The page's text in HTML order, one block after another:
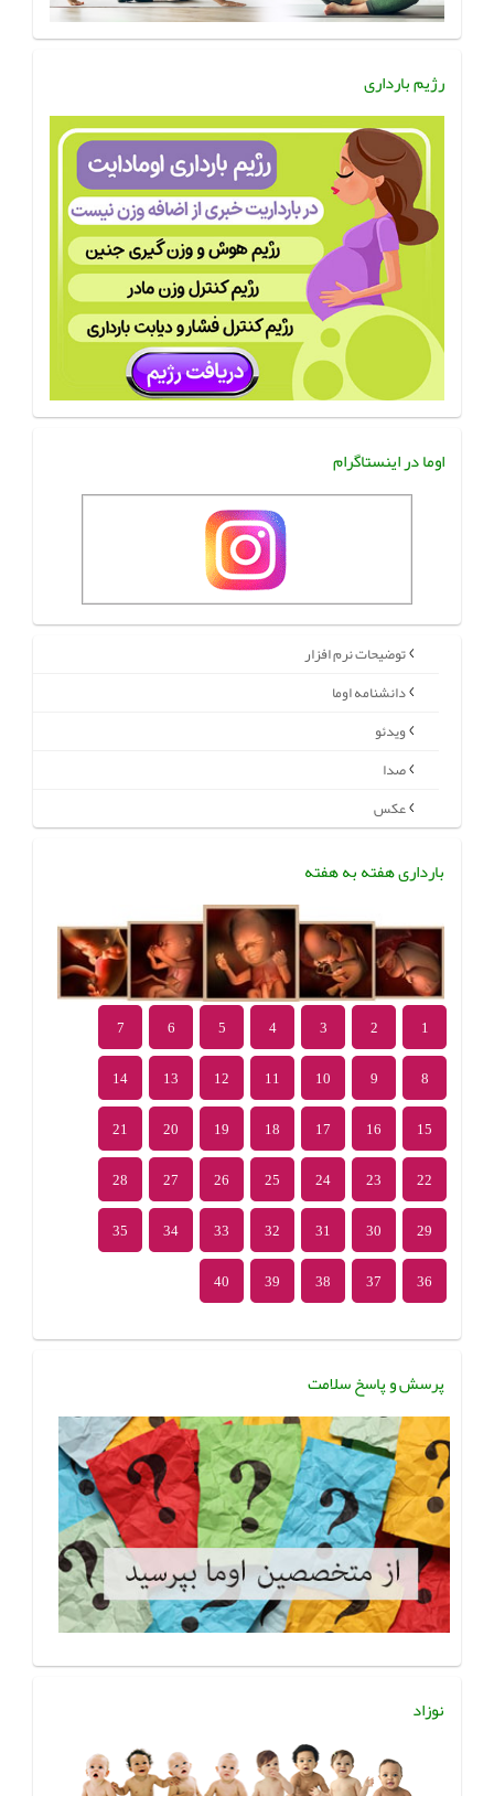
رژیم بارداری
اوما در اینستاگرام
توضیحات نرم افزار
دانشنامه اوما
ویدئو
صدا
عکس
بارداری هفته به هفته
1
2
3
4
5
6
7
8
9
10
11
12
13
14
15
16
17
18
19
20
21
22
23
24
25
26
27
28
29
30
31
32
33
34
35
36
37
38
39
40
پرسش و پاسخ سلامت
نوزاد